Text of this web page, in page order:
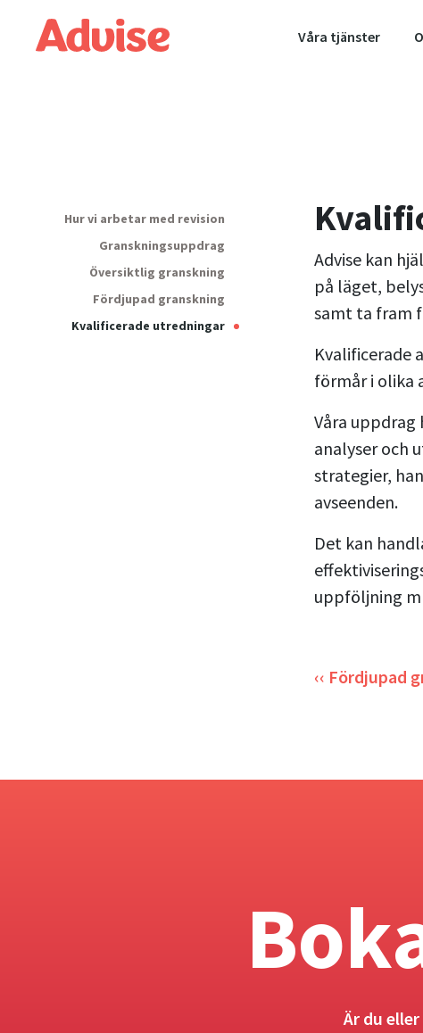
Våra tjänster
Hur vi arbetar med revision
Granskningsuppdrag
Översiktlig granskning
Fördjupad granskning
Kvalificerade utredningar
Advise kan
på läget,
samt ta fram
Kvalificerade
förmår i olika
Våra
analyser och
strategier,
avseenden.
Det kan
uppföljning
‹‹ Fördjupad
Är du